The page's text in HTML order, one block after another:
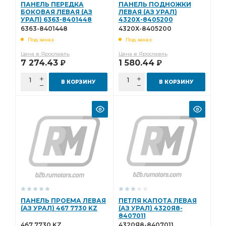
ЗАДНЕГО МОСТА АЗ УРАЛ ПЕРВАЯ АЗ УРАЛ
БАЛЛОНА АЗ УРАЛ Колодка тормозная
ПРОВОДОВ УРАЛ УВК ПРОВОДОВ УРАЛ
КАБИНЫ АЗ УРАЛ ПРОКЛАДКА РЕГУЛИРОВОЧНАЯ
Труба приемная РЫЧАГА АЗ УРАЛ
ВЫСОКОГО ДАВЛЕНИЯ УРАЛ УВК КАПОТА АЗ УРАЛ
ВЫСОКОГО ДАВЛЕНИЯ УРАЛ
ШЛАНГ ВЫСОКОГО ДАВЛЕНИЯ компл. АЗ УРАЛ
1-ой комплектации сборе 1-ой комплектации
Кабина в сборе 1-ой комплектации
ПАНЕЛЬ ПЕРЕДКА
БОКОВАЯ ЛЕВАЯ (АЗ
УРАЛ) 6363-8401448
6363-8401448
Под заказ
Цена в Ярославль
7 274.43 Р
В КОРЗИНУ
ПАНЕЛЬ ПОДНОЖКИ
ЛЕВАЯ (АЗ УРАЛ)
4320Х-8405200
4320Х-8405200
Под заказ
Цена в Ярославль
1 580.44 Р
В КОРЗИНУ
ПАНЕЛЬ ПРОЕМА ЛЕВАЯ
(АЗ УРАЛ) 467 7730 KZ
ПЕТЛЯ КАПОТА ЛЕВАЯ
(АЗ УРАЛ) 4320Я8-
8407011